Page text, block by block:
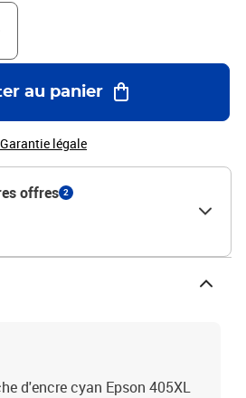
au panier
Garantie légale
offres 2
d'encre cyan Epson 405XL